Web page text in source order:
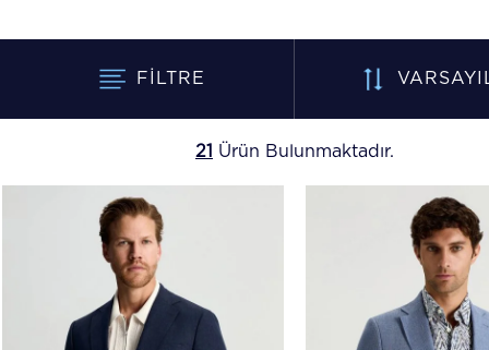
FILTRE
21 Ürün Bulunmaktadır.